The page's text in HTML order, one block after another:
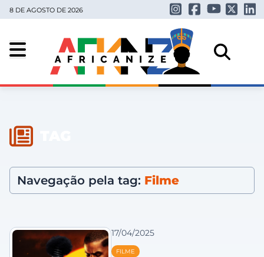
8 DE AGOSTO DE 2026
Navegação pela tag: Filme
17/04/2025
FILME